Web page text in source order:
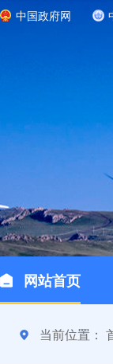
中国政府网
网站首页
当前位置：